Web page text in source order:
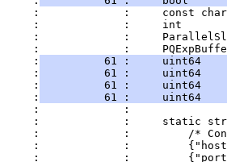
:             :     const
:             :     int
:             :
:             :
:
61 :     uint64
:
61 :     uint64
:
61 :     uint64
:
61 :     uint64
:             :
:             :     static
:             :         /*
:             :
:             :